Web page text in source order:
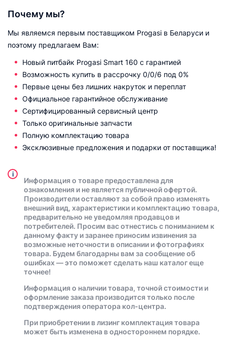
Почему мы?
Мы являемся первым поставщиком Progasi в Беларуси и
поэтому предлагаем Вам:
Новый питбайк Progasi Smart 160 с гарантией
Возможность купить в рассрочку 0/0/6 под 0%
Первые цены без лишних накруток и переплат
Официальное гарантийное обслуживание
Сертифицированный сервисный центр
Только оригинальные запчасти
Полную комплектацию товара
Эксклюзивные предложения и подарки от поставщика!
i
Информация о товаре предоставлена для
ознакомления и не является публичной офертой.
Производители оставляют за собой право изменять
внешний вид, характеристики и комплектацию товара,
предварительно не уведомляя продавцов и
потребителей. Просим вас отнестись с пониманием к
данному факту и заранее приносим извинения за
возможные неточности в описании и фотографиях
товара. Будем благодарны вам за сообщение об
ошибках — это поможет сделать наш каталог еще
точнее!
Информация о наличии товара, точной стоимости и
оформление заказа производится только после
подтверждения оператора кол-центра.
При приобретении в лизинг комплектация товара
может быть изменена в одностороннем порядке.